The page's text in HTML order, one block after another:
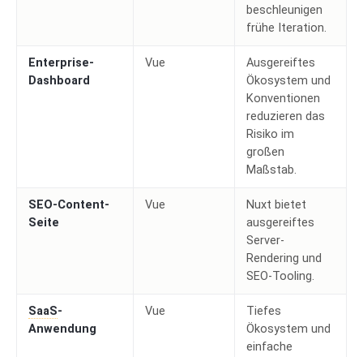
beschleunigen
frühe Iteration.
Enterprise-
Dashboard
Vue
Ausgereiftes
Ökosystem und
Konventionen
reduzieren das
Risiko im
großen
Maßstab.
SEO-Content-
Seite
Vue
Nuxt bietet
ausgereiftes
Server-
Rendering und
SEO-Tooling.
SaaS-
Anwendung
Vue
Tiefes
Ökosystem und
einfache